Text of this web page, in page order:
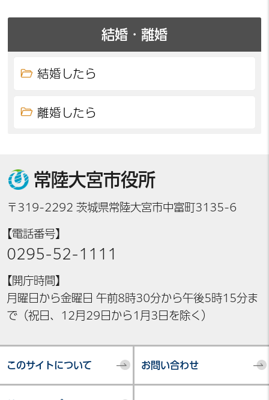
結婚・離婚
結婚したら
離婚したら
常陸大宮市役所
〒319-2292 茨城県常陸大宮市中富町3135-6
【電話番号】
0295-52-1111
【開庁時間】
月曜日から金曜日 午前8時30分から午後5時15分ま
で（祝日、12月29日から1月3日を除く）
このサイトについて お問い合わせ